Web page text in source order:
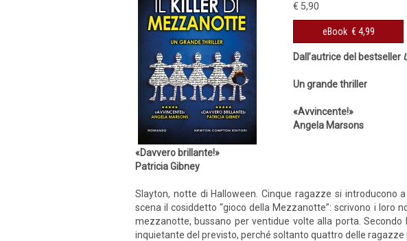
€ 5,90
eBook € 4,99
Dall’autrice del bestseller
Un grande thriller
«Avvincente!»
Angela Marsons
«Davvero brillante!»
Patricia Gibney
Slayton, notte di Halloween. Cinque ragazze si introducono
scena il cosiddetto “gioco della Mezzanotte”: scrivono i loro
mezzanotte, bussano per ventidue volte alla porta.
inquietante del previsto, perché soltanto quattro delle ragazze